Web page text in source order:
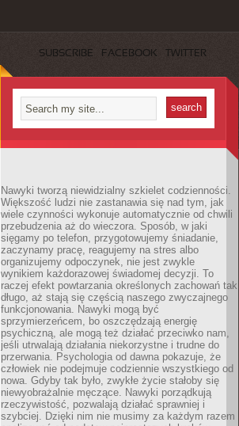
SUBSCRIBE FACEBOOK TWITTER
Nawyki tworzą niewidzialny szkielet codzienności.
Większość ludzi nie zastanawia się nad tym, jak
wiele czynności wykonuje automatycznie od chwili
przebudzenia aż do wieczora. Sposób, w jaki
sięgamy po telefon, przygotowujemy śniadanie,
zaczynamy pracę, reagujemy na stres albo
organizujemy odpoczynek, nie jest zwykle
wynikiem każdorazowej świadomej decyzji. To
raczej efekt powtarzania określonych zachowań tak
długo, aż stają się częścią naszego zwyczajnego
funkcjonowania. Nawyki mogą być
sprzymierzeńcem, bo oszczędzają energię
psychiczną, ale mogą też działać przeciwko nam,
jeśli utrwalają działania niekorzystne i trudne do
przerwania. Psychologia od dawna pokazuje, że
człowiek nie podejmuje codziennie wszystkiego od
nowa. Gdyby tak było, zwykłe życie stałoby się
niewyobrażalnie męczące. Nawyki porządkują
rzeczywistość, pozwalają działać sprawniej i
szybciej. Dzięki nim nie musimy za każdym razem